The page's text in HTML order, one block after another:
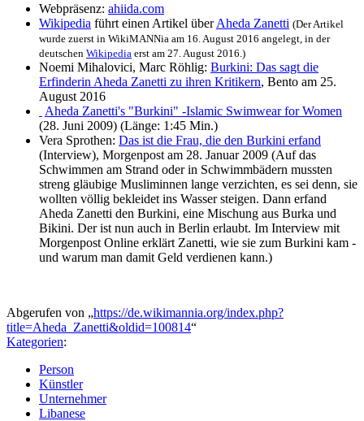
Webpräsenz: ahiida.com
Wikipedia führt einen Artikel überAheda Zanetti (Der Artikel
wurde zuerst in WikiMANNia am 16. August 2016 angelegt, in der
deutschen Wikipedia erst am 27. August 2016.)
Noemi Mihalovici, Marc Röhlig: Burkini: Das sagt die
Erfinderin Aheda Zanetti zu ihren Kritikern, Bento am 25.
August 2016
Aheda Zanetti's "Burkini" -Islamic Swimwear for Women
(28. Juni 2009) (Länge: 1:45 Min.)
Vera Sprothen: Das ist die Frau, die den Burkini erfand
(Interview), Morgenpost am 28. Januar 2009 (Auf das
Schwimmen am Strand oder in Schwimmbädern mussten
streng gläubige Musliminnen lange verzichten, es sei denn, sie
wollten völlig bekleidet ins Wasser steigen. Dann erfand
Aheda Zanetti den Burkini, eine Mischung aus Burka und
Bikini. Der ist nun auch in Berlin erlaubt. Im Interview mit
Morgenpost Online erklärt Zanetti, wie sie zum Burkini kam -
und warum man damit Geld verdienen kann.)
Abgerufen von „https://de.wikimannia.org/index.php?
title=Aheda_Zanetti&oldid=100814“
Kategorien:
Person
Künstler
Unternehmer
Libanese